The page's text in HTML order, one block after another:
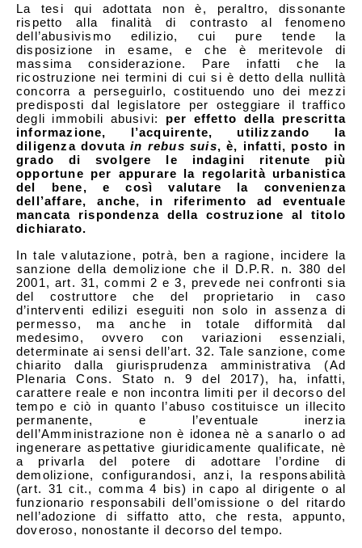
La tesi qui adottata non è, peraltro, dissonante
rispetto alla finalità di contrasto al fenomeno
dell’abusivismo edilizio, cui pure tende la
disposizione in esame, e che è meritevole di
massima considerazione. Pare infatti che la
ricostruzione nei termini di cui si è detto della nullità
concorra a perseguirlo, costituendo uno dei mezzi
predisposti dal legislatore per osteggiare il traffico
degli immobili abusivi: per effetto della prescritta
informazione, l’acquirente, utilizzando la
diligenza dovutain rebus suis, è, infatti, posto in
grado di svolgere le indagini ritenute più
opportune per appurare la regolarità urbanistica
del bene, e così valutare la convenienza
dell’affare, anche, in riferimento ad eventuale
mancata rispondenza della costruzione al titolo
dichiarato.
In tale valutazione, potrà, ben a ragione, incidere la
sanzione della demolizione che il D.P.R. n. 380 del
2001, art. 31, commi 2 e 3, prevede nei confronti sia
del costruttore che del proprietario in caso
d’interventi edilizi eseguiti non solo in assenza di
permesso, ma anche in totale difformità dal
medesimo, ovvero con variazioni essenziali,
determinate ai sensi dell’art. 32. Tale sanzione, come
chiarito dalla giurisprudenza amministrativa (Ad
Plenaria Cons. Stato n. 9 del 2017), ha, infatti,
carattere reale e non incontra limiti per il decorso del
tempo e ciò in quanto l’abuso costituisce un illecito
permanente, e l’eventuale inerzia
dell’Amministrazione non è idonea nè a sanarlo o ad
ingenerare aspettative giuridicamente qualificate, nè
a privarla del potere di adottare l’ordine di
demolizione, configurandosi, anzi, la responsabilità
(art. 31 cit., comma 4 bis) in capo al dirigente o al
funzionario responsabili dell’omissione o del ritardo
nell’adozione di siffatto atto, che resta, appunto,
doveroso, nonostante il decorso del tempo.